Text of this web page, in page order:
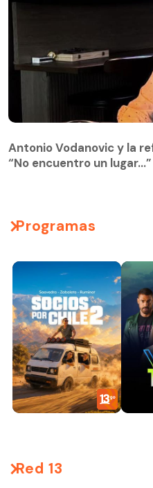
Antonio Vodanovic y la
“No encuentro un lugar…”
Programas
Red 13